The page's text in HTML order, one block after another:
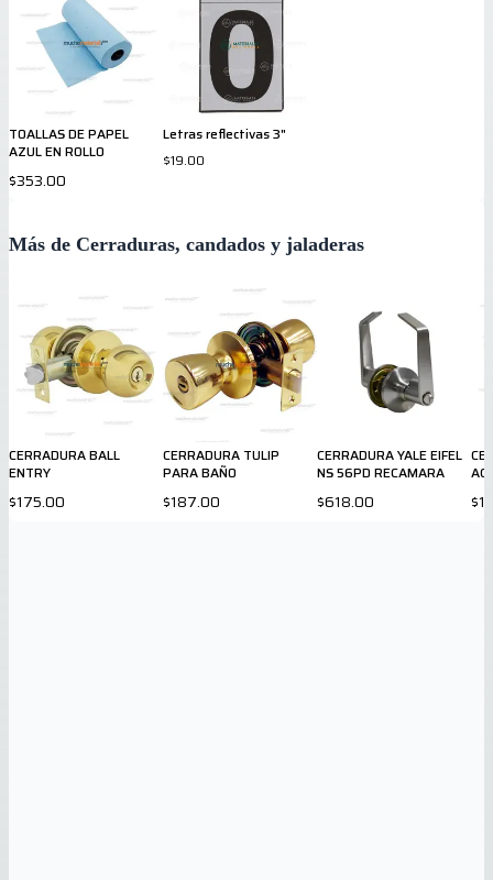
TOALLAS DE PAPEL
AZUL EN ROLLO
$353.00
Letras reflectivas 3"
$19.00
Más de Cerraduras, candados y jaladeras
CERRADURA BALL
ENTRY
$175.00
CERRADURA TULIP
PARA BAÑO
$187.00
CERRADURA YALE EIFEL
NS 56PD RECAMARA
$618.00